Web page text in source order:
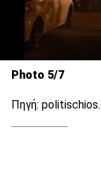
Photo 5/7
Πηγή: